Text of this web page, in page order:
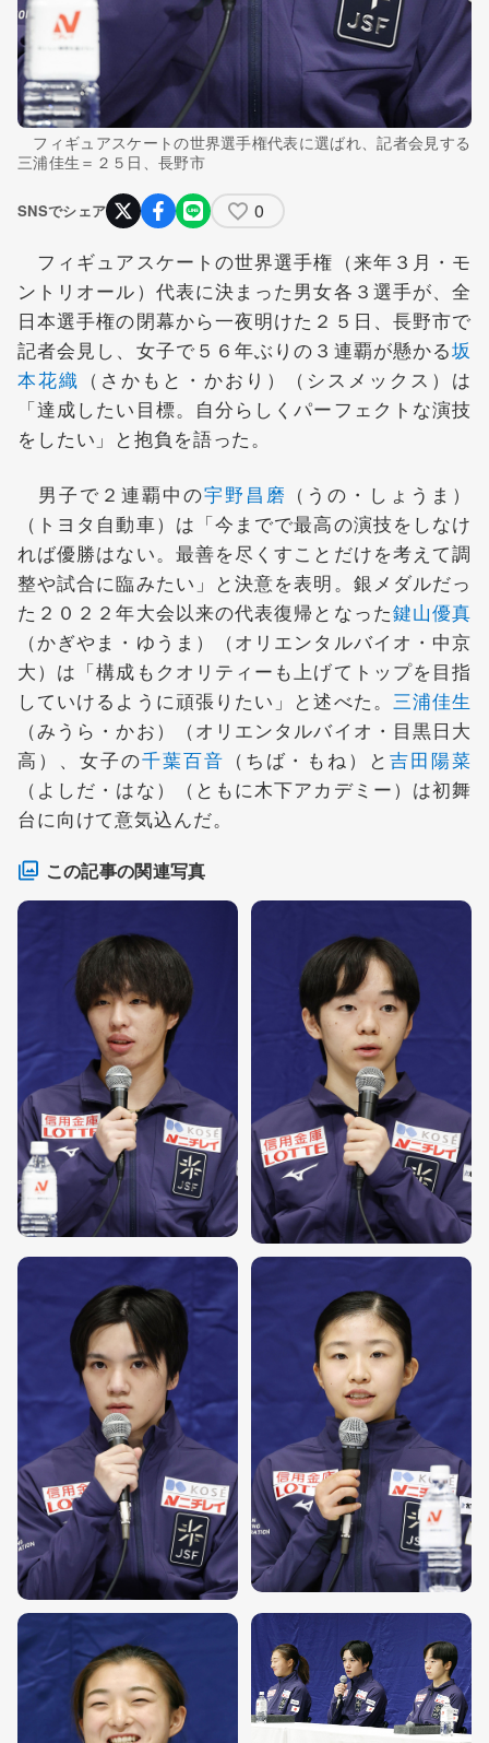
フィギュアスケートの世界選手権代表に選ばれ、記者会見する
三浦佳生＝２５日、長野市
SNSでシェア 0
フィギュアスケートの世界選手権（来年３月・モ
ントリオール）代表に決まった男女各３選手が、全
日本選手権の閉幕から一夜明けた２５日、長野市で
記者会見し、女子で５６年ぶりの３連覇が懸かる坂
本花織 （さかもと・かおり）（シスメックス）は
「達成したい目標。自分らしくパーフェクトな演技
をしたい」と抱負を語った。
男子で２連覇中の宇野昌磨 （うの・しょうま）
（トヨタ自動車）は「今までで最高の演技をしなけ
れば優勝はない。最善を尽くすことだけを考えて調
整や試合に臨みたい」と決意を表明。銀メダルだっ
た２０２２年大会以来の代表復帰となった鍵山優真
（かぎやま・ゆうま）（オリエンタルバイオ・中京
大）は「構成もクオリティーも上げてトップを目指
していけるように頑張りたい」と述べた。 三浦佳生
（みうら・かお）（オリエンタルバイオ・目黒日大
高）、女子の千葉百音 （ちば・もね）と吉田陽菜
（よしだ・はな）（ともに木下アカデミー）は初舞
台に向けて意気込んだ。
この記事の関連写真